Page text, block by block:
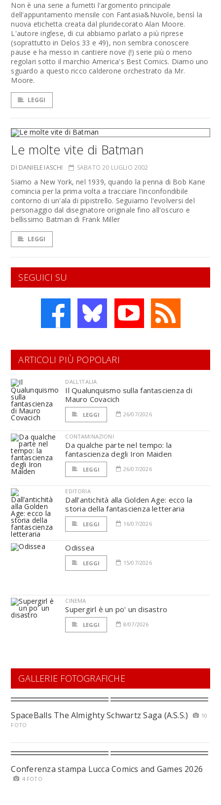
Non è una serie a fumetti l'argomento principale
dell'appuntamento mensile con Fantasia&Nuvole, bensì la
nuova etichetta creata dal pluridecorato Alan Moore.
L'autore inglese, di cui abbiamo parlato a più riprese
(soprattutto in Delos 33 e 49), non sembra conoscere
pause e ha messo in cantiere nove (!) serie più o meno
regolari sotto il marchio America's Best Comics. Diamo uno
sguardo a questo ricco calderone orchestrato da Mr.
Moore.
LEGGI
Le molte vite di Batman
DI DANIELE IASCHI SABATO 20 LUGLIO 2002
Siamo a New York, nel 1939, quando la penna di Bob Kane
comincia per la prima volta a tracciare l'inconfondibile
contorno di un'ala di pipistrello. Seguiamo l'evolversi del
personaggio dal disegnatore originale fino all'oscuro e
bellissimo Batman di Frank Miller
LEGGI
SEGUICI SU
ARTICOLI PIÙ POPOLARI
DALL'ITALIA
Il Qualunquismo sulla fantascienza di
Mauro Covacich
LEGGI 26/07/2026
CONTAMINAZIONI
Da qualche parte nel tempo: la
fantascienza degli Iron Maiden
LEGGI 26/07/2026
EDITORIA
Dall’antichità alla Golden Age: ecco la
storia della fantascienza letteraria
LEGGI 16/07/2026
Odissea
LEGGI 15/07/2026
CINEMA
Supergirl è un po' un disastro
LEGGI 8/07/2026
GALLERIE FOTOGRAFICHE
SpaceBalls The Almighty Schwartz Saga (A.S.S.)
10
FOTO
Conferenza stampa Lucca Comics and Games 2026
4 FOTO